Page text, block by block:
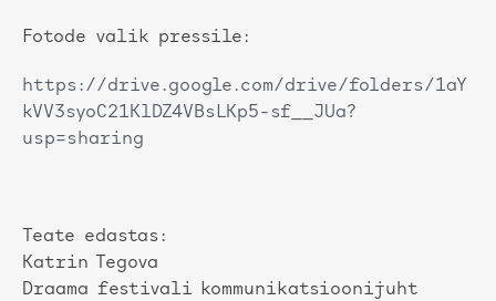
Fotode valik pressile:
https://drive.google.com/drive/folders/1aY
kVV3syoC21KlDZ4VBsLKp5-sf__JUa?
usp=sharing
Teate edastas:
Katrin Tegova
Draama festivali kommunikatsioonijuht